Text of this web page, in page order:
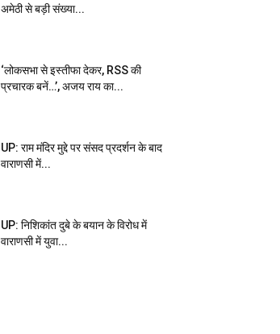
अमेठी से बड़ी संख्या...
‘लोकसभा से इस्तीफा देकर, RSS की
प्रचारक बनें…’, अजय राय का...
UP: राम मंदिर मुद्दे पर संसद प्रदर्शन के बाद
वाराणसी में...
UP: निशिकांत दुबे के बयान के विरोध में
वाराणसी में युवा...